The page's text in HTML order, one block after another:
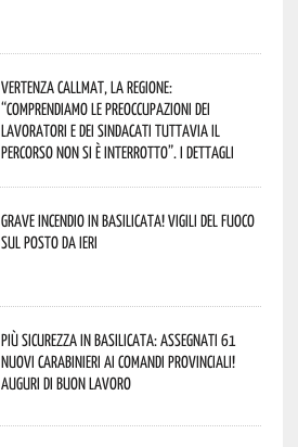
Vertenza CallMat, la Regione:
“comprendiamo le preoccupazioni dei
lavoratori e dei sindacati tuttavia il
percorso non si è interrotto”. I dettagli
Grave incendio in Basilicata! Vigili del fuoco
sul posto da ieri
Più sicurezza in Basilicata: assegnati 61
nuovi Carabinieri ai Comandi provinciali!
Auguri di buon lavoro